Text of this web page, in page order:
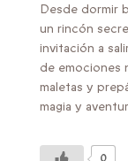
Desde dormir
un rincón
invitación a
de emociones
maletas y
magia y